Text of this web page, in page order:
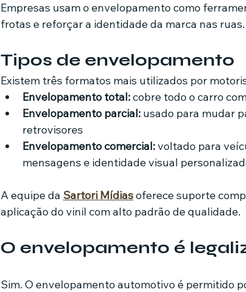
Empresas usam o envelopamento como
frotas e reforçar a identidade da marca nas ruas.
Tipos de envelopamento
Existem três formatos mais utilizados por
Envelopamento total: cobre todo o carro
Envelopamento parcial: usado para mudar
retrovisores
Envelopamento comercial: voltado para
mensagens e identidade visual
A equipe da Sartori Mídias oferece suporte
aplicação do vinil com alto padrão de qualidade.
O envelopamento é
Sim. O envelopamento automotivo é permitido